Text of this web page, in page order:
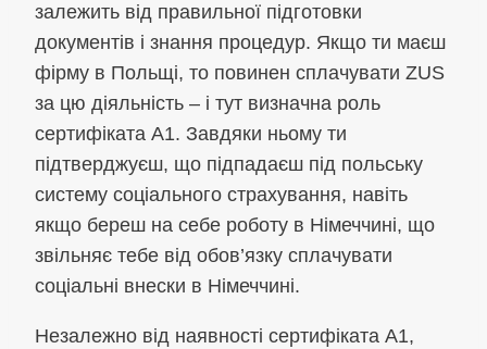
залежить від правильної підготовки
документів і знання процедур. Якщо ти маєш
фірму в Польщі, то повинен сплачувати ZUS
за цю діяльність – і тут визначна роль
сертифіката A1. Завдяки ньому ти
підтверджуєш, що підпадаєш під польську
систему соціального страхування, навіть
якщо береш на себе роботу в Німеччині, що
звільняє тебе від обов’язку сплачувати
соціальні внески в Німеччині.
Незалежно від наявності сертифіката A1,